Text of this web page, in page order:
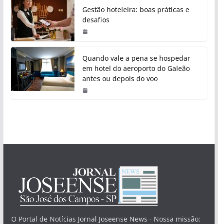
Gestão hoteleira: boas práticas e
desafios
Quando vale a pena se hospedar
em hotel do aeroporto do Galeão
antes ou depois do voo